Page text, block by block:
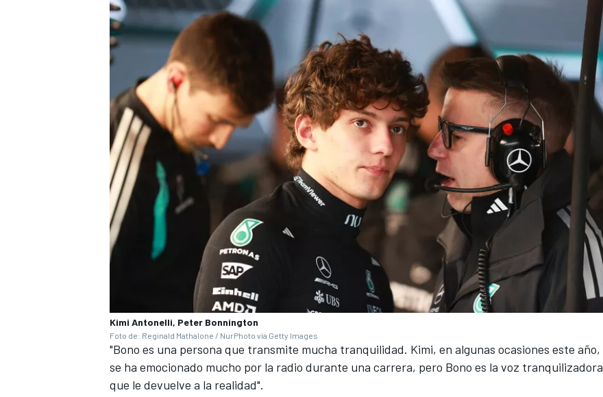
Kimi Antonelli, Peter Bonnington
Foto de: Reginald Mathalone / NurPhoto vía Getty Images
"Bono es una persona que transmite mucha tranquilidad. Kimi, en algunas ocasiones este año,
se ha emocionado mucho por la radio durante una carrera, pero Bono es la voz tranquilizadora
que le devuelve a la realidad".